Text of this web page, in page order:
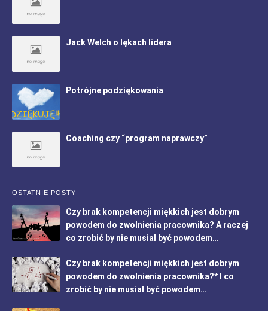
Jack Welch o lękach lidera
Potrójne podziękowania
Coaching czy “program naprawczy”
OSTATNIE POSTY
Czy brak kompetencji miękkich jest dobrym
powodem do zwolnienia pracownika? A raczej
co zrobić by nie musiał być powodem…
Czy brak kompetencji miękkich jest dobrym
powodem do zwolnienia pracownika?* I co
zrobić by nie musiał być powodem…